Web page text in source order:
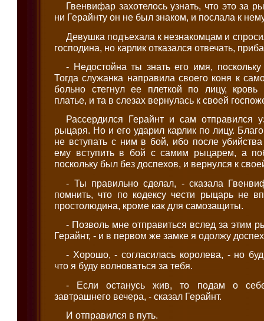
Гвенвифар захотелось узнать, что это за
ни Герайнту он не был знаком, и послала к
Девушка подъехала к незнакомцам и
господина, но карлик отказался отвечать,
- Недостойна ты знать его имя,
Тогда служанка направила своего коня к
больно стегнул ее плеткой по лицу,
платье, и та в слезах вернулась к своей
Рассердился Герайнт и сам отправился
рыцаря. Но и его ударил карлик по лицу.
не вступать с ним в бой, ибо после
ему вступить в бой с самим рыцарем, а
поскольку был без доспехов, и вернулся к
- Ты правильно сделал, - сказала
помнить, что по кодексу чести рыцарь не
простолюдина, кроме как для самозащиты.
- Позволь мне отправиться вслед за этим
Герайнт, - и в первом же замке я одолжу
- Хорошо, - согласилась королева, - но
что я буду волноваться за тебя.
- Если останусь жив, то подам о
завтрашнего вечера, - сказал Герайнт.
И отправился в путь.